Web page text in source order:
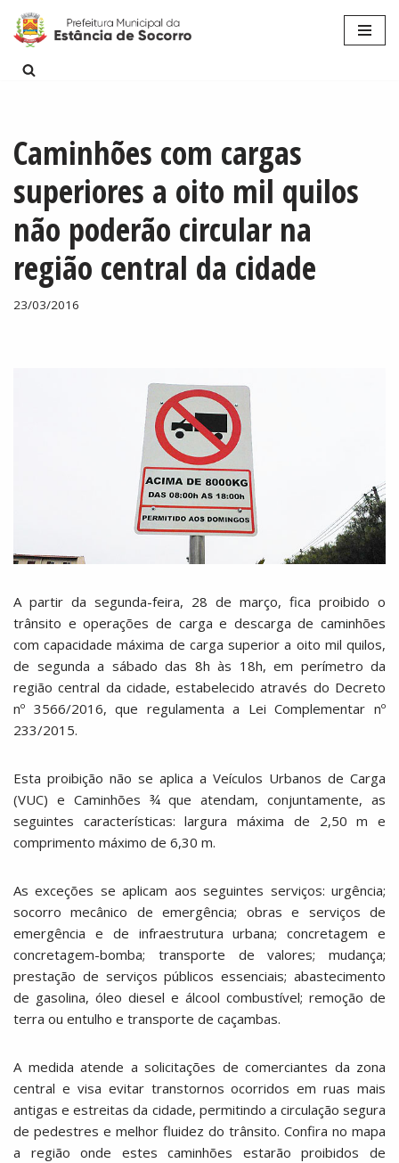
Pular
para
Caminhões com cargas
superiores a oito mil quilos
não poderão circular na
região central da cidade
23/03/2016
A partir da segunda-feira, 28 de março, fica proibido o
trânsito e operações de carga e descarga de caminhões
com capacidade máxima de carga superior a oito mil quilos,
de segunda a sábado das 8h às 18h, em perímetro da
região central da cidade, estabelecido através do Decreto
nº 3566/2016, que regulamenta a Lei Complementar nº
233/2015.
Esta proibição não se aplica a Veículos Urbanos de Carga
(VUC) e Caminhões ¾ que atendam, conjuntamente, as
seguintes características: largura máxima de 2,50 m e
comprimento máximo de 6,30 m.
As exceções se aplicam aos seguintes serviços: urgência;
socorro mecânico de emergência; obras e serviços de
emergência e de infraestrutura urbana; concretagem e
concretagem-bomba; transporte de valores; mudança;
prestação de serviços públicos essenciais; abastecimento
de gasolina, óleo diesel e álcool combustível; remoção de
terra ou entulho e transporte de caçambas.
A medida atende a solicitações de comerciantes da zona
central e visa evitar transtornos ocorridos em ruas mais
antigas e estreitas da cidade, permitindo a circulação segura
de pedestres e melhor fluidez do trânsito. Confira no mapa
a região onde estes caminhões estarão proibidos de